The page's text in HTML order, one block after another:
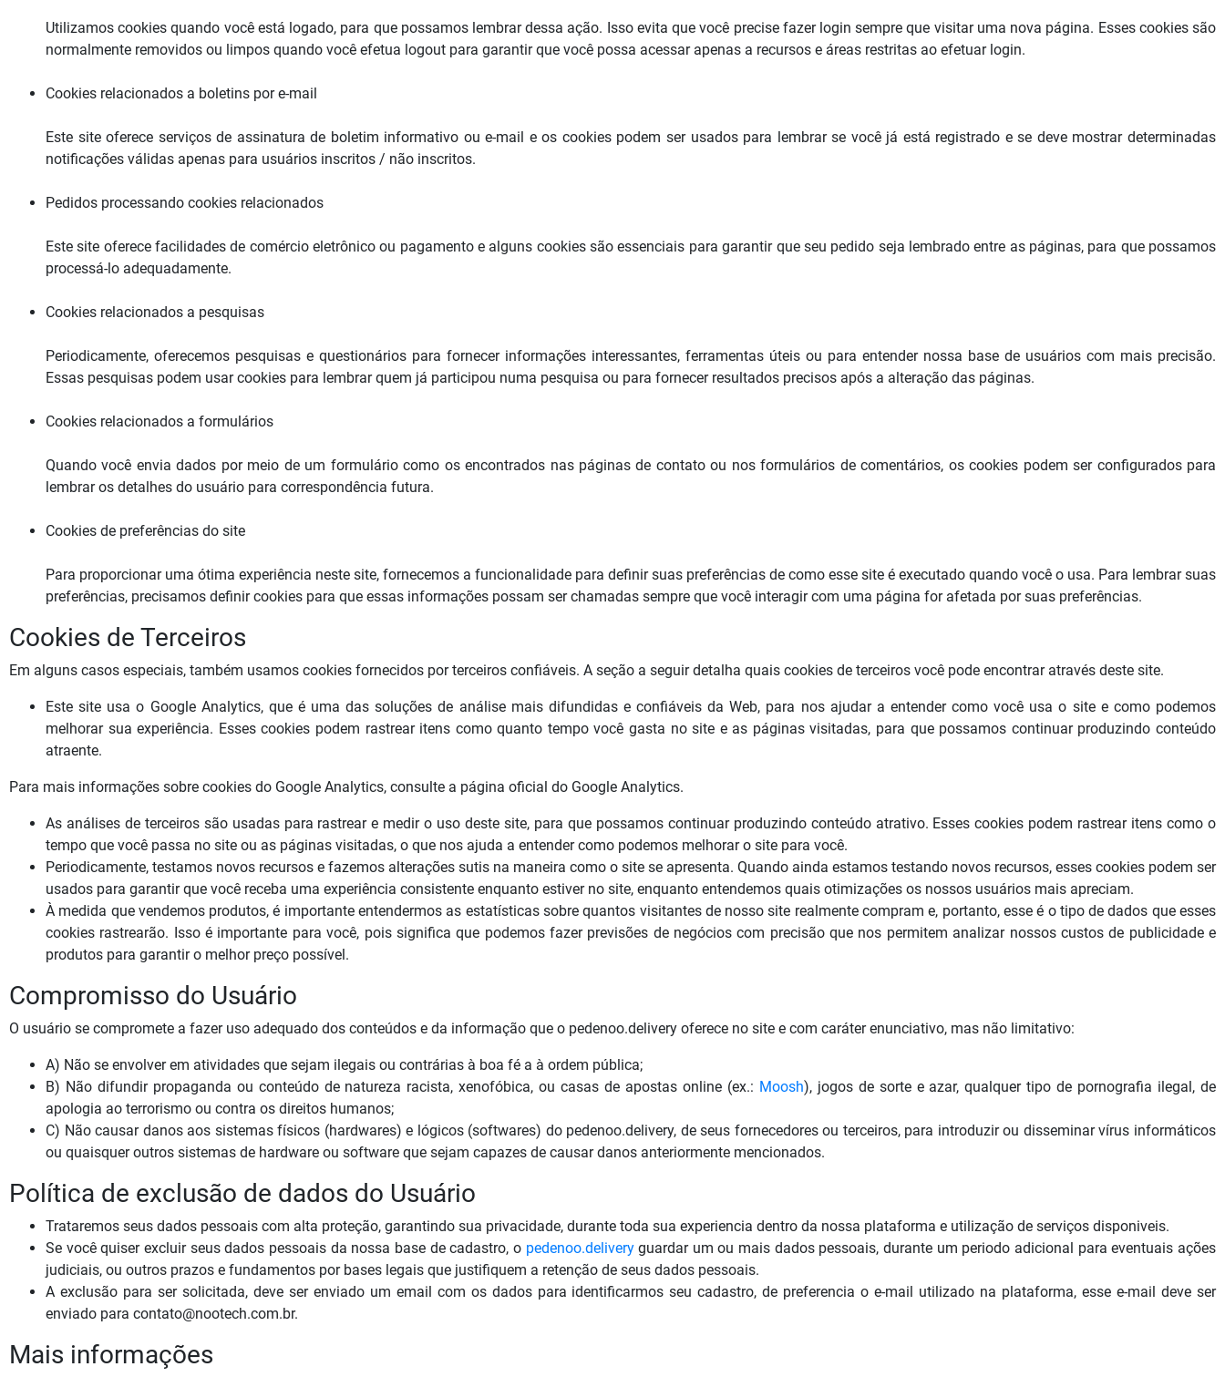
Utilizamos cookies quando você está logado, para que possamos lembrar dessa ação. Isso evita que você precise fazer login sempre que visitar uma nova página. Esses cookies são
normalmente removidos ou limpos quando você efetua logout para garantir que você possa acessar apenas a recursos e áreas restritas ao efetuar login.
Cookies relacionados a boletins por e-mail
Este site oferece serviços de assinatura de boletim informativo ou e-mail e os cookies podem ser usados ​​para lembrar se você já está registrado e se deve mostrar determinadas
notificações válidas apenas para usuários inscritos / não inscritos.
Pedidos processando cookies relacionados
Este site oferece facilidades de comércio eletrônico ou pagamento e alguns cookies são essenciais para garantir que seu pedido seja lembrado entre as páginas, para que possamos
processá-lo adequadamente.
Cookies relacionados a pesquisas
Periodicamente, oferecemos pesquisas e questionários para fornecer informações interessantes, ferramentas úteis ou para entender nossa base de usuários com mais precisão.
Essas pesquisas podem usar cookies para lembrar quem já participou numa pesquisa ou para fornecer resultados precisos após a alteração das páginas.
Cookies relacionados a formulários
Quando você envia dados por meio de um formulário como os encontrados nas páginas de contato ou nos formulários de comentários, os cookies podem ser configurados para
lembrar os detalhes do usuário para correspondência futura.
Cookies de preferências do site
Para proporcionar uma ótima experiência neste site, fornecemos a funcionalidade para definir suas preferências de como esse site é executado quando você o usa. Para lembrar suas
preferências, precisamos definir cookies para que essas informações possam ser chamadas sempre que você interagir com uma página for afetada por suas preferências.
Cookies de Terceiros
Em alguns casos especiais, também usamos cookies fornecidos por terceiros confiáveis. A seção a seguir detalha quais cookies de terceiros você pode encontrar através deste site.
Este site usa o Google Analytics, que é uma das soluções de análise mais difundidas e confiáveis ​​da Web, para nos ajudar a entender como você usa o site e como podemos
melhorar sua experiência. Esses cookies podem rastrear itens como quanto tempo você gasta no site e as páginas visitadas, para que possamos continuar produzindo conteúdo
atraente.
Para mais informações sobre cookies do Google Analytics, consulte a página oficial do Google Analytics.
As análises de terceiros são usadas para rastrear e medir o uso deste site, para que possamos continuar produzindo conteúdo atrativo. Esses cookies podem rastrear itens como o
tempo que você passa no site ou as páginas visitadas, o que nos ajuda a entender como podemos melhorar o site para você.
Periodicamente, testamos novos recursos e fazemos alterações sutis na maneira como o site se apresenta. Quando ainda estamos testando novos recursos, esses cookies podem ser
usados ​​para garantir que você receba uma experiência consistente enquanto estiver no site, enquanto entendemos quais otimizações os nossos usuários mais apreciam.
À medida que vendemos produtos, é importante entendermos as estatísticas sobre quantos visitantes de nosso site realmente compram e, portanto, esse é o tipo de dados que esses
cookies rastrearão. Isso é importante para você, pois significa que podemos fazer previsões de negócios com precisão que nos permitem analizar nossos custos de publicidade e
produtos para garantir o melhor preço possível.
Compromisso do Usuário
O usuário se compromete a fazer uso adequado dos conteúdos e da informação que o pedenoo.delivery oferece no site e com caráter enunciativo, mas não limitativo:
A) Não se envolver em atividades que sejam ilegais ou contrárias à boa fé a à ordem pública;
B) Não difundir propaganda ou conteúdo de natureza racista, xenofóbica, ou casas de apostas online (ex.: Moosh), jogos de sorte e azar, qualquer tipo de pornografia ilegal, de
apologia ao terrorismo ou contra os direitos humanos;
C) Não causar danos aos sistemas físicos (hardwares) e lógicos (softwares) do pedenoo.delivery, de seus fornecedores ou terceiros, para introduzir ou disseminar vírus informáticos
ou quaisquer outros sistemas de hardware ou software que sejam capazes de causar danos anteriormente mencionados.
Política de exclusão de dados do Usuário
Trataremos seus dados pessoais com alta proteção, garantindo sua privacidade, durante toda sua experiencia dentro da nossa plataforma e utilização de serviços disponiveis.
Se você quiser excluir seus dados pessoais da nossa base de cadastro, o pedenoo.deliveryguardar um ou mais dados pessoais, durante um periodo adicional para eventuais ações
judiciais, ou outros prazos e fundamentos por bases legais que justifiquem a retenção de seus dados pessoais.
A exclusão para ser solicitada, deve ser enviado um email com os dados para identificarmos seu cadastro, de preferencia o e-mail utilizado na plataforma, esse e-mail deve ser
enviado para contato@nootech.com.br.
Mais informações